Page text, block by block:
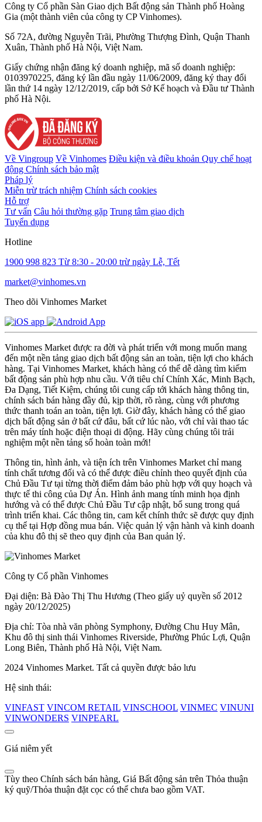
Công ty Cổ phần Sàn Giao dịch Bất động sản Thành phố Hoàng
Gia (một thành viên của công ty CP Vinhomes).
Số 72A, đường Nguyễn Trãi, Phường Thượng Đình, Quận Thanh
Xuân, Thành phố Hà Nội, Việt Nam.
Giấy chứng nhận đăng ký doanh nghiệp, mã số doanh nghiệp:
0103970225, đăng ký lần đầu ngày 11/06/2009, đăng ký thay đổi
lần thứ 14 ngày 12/12/2019, cấp bởi Sở Kế hoạch và Đầu tư Thành
phố Hà Nội.
Về Vingroup Về Vinhomes Điều kiện và điều khoản Quy chế hoạt
động Chính sách bảo mật
Pháp lý
Miễn trừ trách nhiệm Chính sách cookies
Hỗ trợ
Tư vấn Câu hỏi thường gặp Trung tâm giao dịch
Tuyển dụng
Hotline
1900 998 823 Từ 8:30 - 20:00 trừ ngày Lễ, Tết
market@vinhomes.vn
Theo dõi Vinhomes Market
Vinhomes Market được ra đời và phát triển với mong muốn mang
đến một nền tảng giao dịch bất động sản an toàn, tiện lợi cho khách
hàng. Tại Vinhomes Market, khách hàng có thể dễ dàng tìm kiếm
bất động sản phù hợp nhu cầu. Với tiêu chí Chính Xác, Minh Bạch,
Đa Dạng, Tiết Kiệm, chúng tôi cung cấp tới khách hàng thông tin,
chính sách bán hàng đầy đủ, kịp thời, rõ ràng, cùng với phương
thức thanh toán an toàn, tiện lợi. Giờ đây, khách hàng có thể giao
dịch bất động sản ở bất cứ đâu, bất cứ lúc nào, với chỉ vài thao tác
trên máy tính hoặc điện thoại di động. Hãy cùng chúng tôi trải
nghiệm một nền tảng số hoàn toàn mới!
Thông tin, hình ảnh, và tiện ích trên Vinhomes Market chỉ mang
tính chất tương đối và có thể được điều chỉnh theo quyết định của
Chủ Đầu Tư tại từng thời điểm đảm bảo phù hợp với quy hoạch và
thực tế thi công của Dự Án. Hình ảnh mang tính minh họa định
hướng và có thể được Chủ Đầu Tư cập nhật, bổ sung trong quá
trình triển khai. Các thông tin, cam kết chính thức sẽ được quy định
cụ thể tại Hợp đồng mua bán. Việc quản lý vận hành và kinh doanh
của khu đô thị sẽ theo quy định của Ban quản lý.
Công ty Cổ phần Vinhomes
Đại diện: Bà Đào Thị Thu Hương (Theo giấy uỷ quyền số 2012
ngày 20/12/2025)
Địa chỉ: Tòa nhà văn phòng Symphony, Đường Chu Huy Mân,
Khu đô thị sinh thái Vinhomes Riverside, Phường Phúc Lợi, Quận
Long Biên, Thành phố Hà Nội, Việt Nam.
2024 Vinhomes Market. Tất cả quyền được bảo lưu
Hệ sinh thái:
VINFAST VINCOM RETAIL VINSCHOOL VINMEC VINUNI
VINWONDERS VINPEARL
Giá niêm yết
Tùy theo Chính sách bán hàng, Giá Bất động sản trên Thỏa thuận
ký quỹ/Thỏa thuận đặt cọc có thể chưa bao gồm VAT.